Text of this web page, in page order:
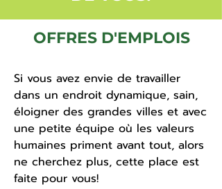
OFFRES D'EMPLOIS
Si vous avez envie de travailler
dans un endroit dynamique, sain,
éloigner des grandes villes et avec
une petite équipe où les valeurs
humaines priment avant tout, alors
ne cherchez plus, cette place est
faite pour vous!